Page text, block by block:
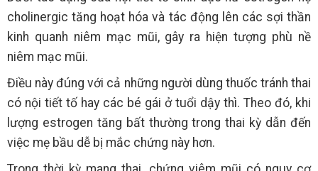
cholinergic tăng hoạt hóa và tác động lên các sợi thần
kinh quanh niêm mạc mũi, gây ra hiện tượng phù nề
niêm mạc mũi.
Điều này đúng với cả những người dùng thuốc tránh thai
có nội tiết tố hay các bé gái ở tuổi dậy thì. Theo đó, khi
lượng estrogen tăng bất thường trong thai kỳ dẫn đến
việc mẹ bầu dễ bị mắc chứng này hơn.